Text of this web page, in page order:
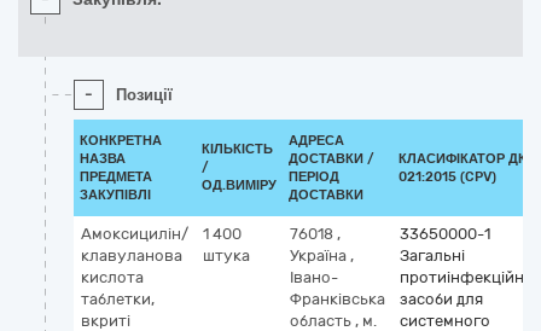
- Позиції
КОНКРЕТНА
НАЗВА
ПРЕДМЕТА
ЗАКУПІВЛІ
КІЛЬКІСТЬ
/
ОД.ВИМІРУ
АДРЕСА
ДОСТАВКИ /
ПЕРІОД
ДОСТАВКИ
КЛАСИФІКАТОР ДК
021:2015 (CPV)
Амоксицилін/
клавуланова
кислота
таблетки,
вкриті
1 400
штука
76018 ,
Україна ,
Івано-
Франківська
область , м.
33650000-1
Загальні
протиінфекційні
засоби для
системного